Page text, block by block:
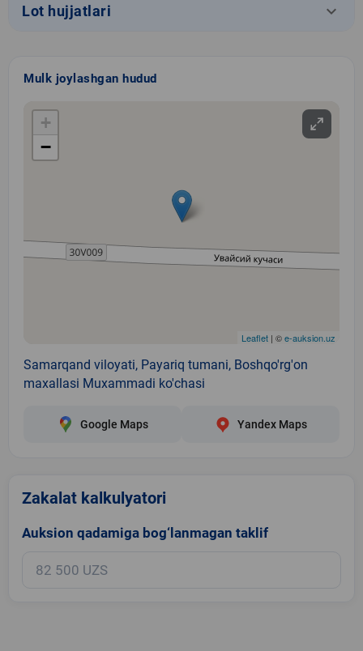
Lot hujjatlari keyboard_arrow_down
Mulk joylashgan hudud
+
−
Leaflet | ©e-auksion.uz
Samarqand viloyati, Payariq tumani, Boshqo'rg'on
maxallasi Muxammadi ko'chasi
Google Maps Yandex Maps
Zakalat kalkulyatori
Auksion qadamiga bog‘lanmagan taklif